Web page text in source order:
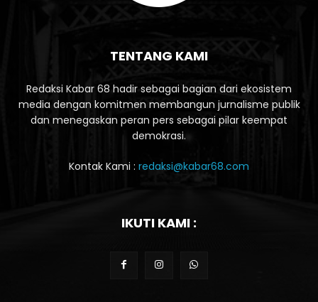
TENTANG KAMI
Redaksi Kabar 68 hadir sebagai bagian dari ekosistem
media dengan komitmen membangun jurnalisme publik
dan menegaskan peran pers sebagai pilar keempat
demokrasi.
Kontak Kami : redaksi@kabar68.com
IKUTI KAMI :